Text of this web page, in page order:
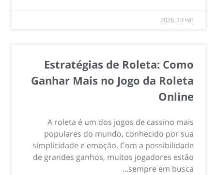
מאי 19, 2026
Estratégias de Roleta: Como
Ganhar Mais no Jogo da Roleta
Online
A roleta é um dos jogos de cassino mais
populares do mundo, conhecido por sua
simplicidade e emoção. Com a possibilidade
de grandes ganhos, muitos jogadores estão
sempre em busca...